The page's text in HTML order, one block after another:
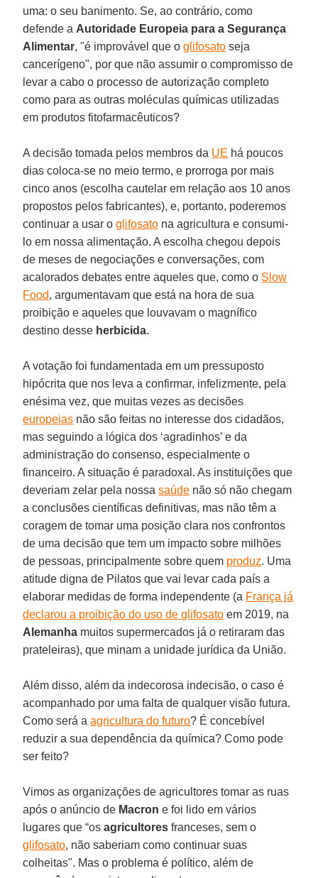
uma: o seu banimento. Se, ao contrário, como
defende a Autoridade Europeia para a Segurança
Alimentar, "é improvável que oglifosato seja
cancerígeno", por que não assumir o compromisso de
levar a cabo o processo de autorização completo
como para as outras moléculas químicas utilizadas
em produtos fitofarmacêuticos?
A decisão tomada pelos membros da UE há poucos
dias coloca-se no meio termo, e prorroga por mais
cinco anos (escolha cautelar em relação aos 10 anos
propostos pelos fabricantes), e, portanto, poderemos
continuar a usar oglifosato na agricultura e consumi-
lo em nossa alimentação. A escolha chegou depois
de meses de negociações e conversações, com
acalorados debates entre aqueles que, como o Slow
Food, argumentavam que está na hora de sua
proibição e aqueles que louvavam o magnífico
destino desse herbicida.
A votação foi fundamentada em um pressuposto
hipócrita que nos leva a confirmar, infelizmente, pela
enésima vez, que muitas vezes as decisões
europeias não são feitas no interesse dos cidadãos,
mas seguindo a lógica dos ‘agradinhos’ e da
administração do consenso, especialmente o
financeiro. A situação é paradoxal. As instituições que
deveriam zelar pela nossasaúde não só não chegam
a conclusões científicas definitivas, mas não têm a
coragem de tomar uma posição clara nos confrontos
de uma decisão que tem um impacto sobre milhões
de pessoas, principalmente sobre quem produz. Uma
atitude digna de Pilatos que vai levar cada país a
elaborar medidas de forma independente (a França já
declarou a proibição do uso de glifosato em 2019, na
Alemanha muitos supermercados já o retiraram das
prateleiras), que minam a unidade jurídica da União.
Além disso, além da indecorosa indecisão, o caso é
acompanhado por uma falta de qualquer visão futura.
Como será aagricultura do futuro? É concebível
reduzir a sua dependência da química? Como pode
ser feito?
Vimos as organizações de agricultores tomar as ruas
após o anúncio de Macron e foi lido em vários
lugares que “osagricultores franceses, sem o
glifosato, não saberiam como continuar suas
colheitas". Mas o problema é político, além de